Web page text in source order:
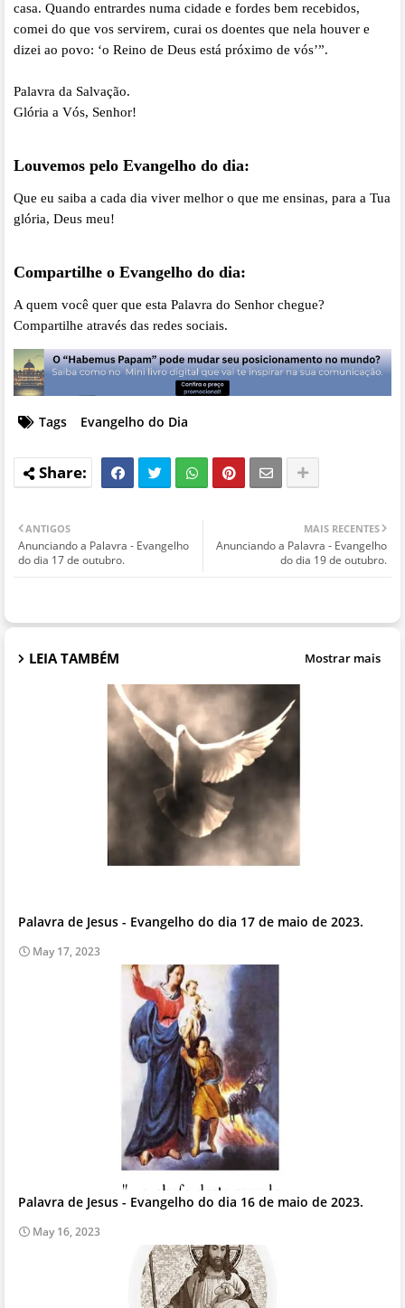
casa. Quando entrardes numa cidade e fordes bem recebidos,
comei do que vos servirem, curai os doentes que nela houver e
dizei ao povo: ‘o Reino de Deus está próximo de vós’”.
Palavra da Salvação.
Glória a Vós, Senhor!
Louvemos pelo Evangelho do dia:
Que eu saiba a cada dia viver melhor o que me ensinas, para a Tua
glória, Deus meu!
Compartilhe o Evangelho do dia:
A quem você quer que esta Palavra do Senhor chegue?
Compartilhe através das redes sociais.
Tags Evangelho do Dia
MAIS RECENTES
Anunciando a Palavra - Evangelho
do dia 19 de outubro.
ANTIGOS
Anunciando a Palavra - Evangelho
do dia 17 de outubro.
LEIA TAMBÉM Mostrar mais
Palavra de Jesus - Evangelho do dia 17 de maio de 2023.
May 17, 2023
Palavra de Jesus - Evangelho do dia 16 de maio de 2023.
May 16, 2023